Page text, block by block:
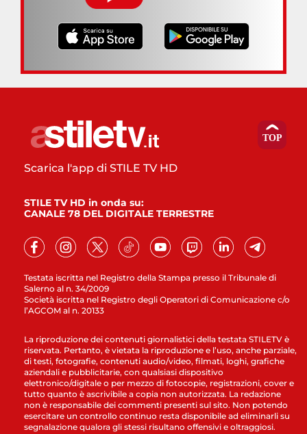
Testata iscritta nel Registro della Stampa presso il Tribunale di
Salerno al n. 34/2009
Società iscritta nel Registro degli Operatori di Comunicazione c/o
l’AGCOM al n. 20133
Scarica l'app di STILE TV HD
STILE TV HD in onda su:
CANALE 78 DEL DIGITALE TERRESTRE
La riproduzione dei contenuti giornalistici della testata STILETV è
riservata. Pertanto, è vietata la riproduzione e l’uso, anche parziale,
di testi, fotografie, contenuti audio/video, filmati, loghi, grafiche
aziendali e pubblicitarie, con qualsiasi dispositivo
elettronico/digitale o per mezzo di fotocopie, registrazioni, cover e
tutto quanto è ascrivibile a copia non autorizzata. La redazione
non è responsabile dei commenti presenti sul sito. Non potendo
esercitare un controllo continuo resta disponibile ad eliminarli su
segnalazione qualora gli stessi risultano offensivi e oltraggiosi.